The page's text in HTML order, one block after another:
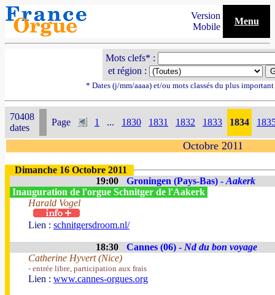
Version
Mobile
Menu
Mots clefs* :
et région :
* Dates (j/mm/aaaa) et/ou mots classés du plus
70408
dates
Page 1 ... 1830 1831 1832 1833 1834
Octobre 2011
Dimanche 16 Octobre 2011
19:00
Groningen (Pays-Bas) - Aakerk
Inauguration de l'orgue Schnitger de l'Aakerk
Harald Vogel
Lien : schnitgersdroom.nl/
18:30 Cannes (06) - Nd du bon voyage
Catherine Hyvert (Nice)
- entrée libre, participation aux frais
Lien : www.cannes-orgues.org